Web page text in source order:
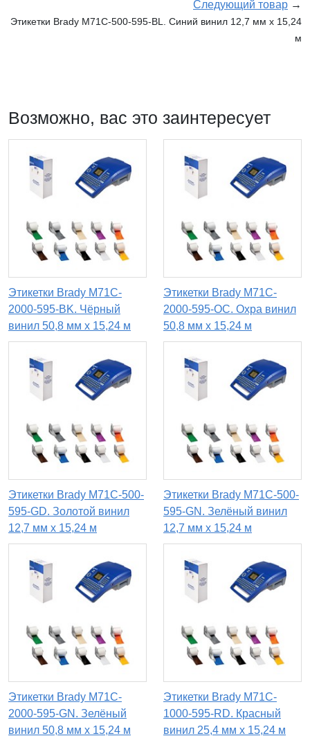
Следующий товар →
Этикетки Brady M71C-500-595-BL. Синий винил 12,7 мм x 15,24
м
Возможно, вас это заинтересует
Этикетки Brady M71C-
2000-595-BK. Чёрный
винил 50,8 мм x 15,24 м
Этикетки Brady M71C-
2000-595-OC. Охра винил
50,8 мм x 15,24 м
Этикетки Brady M71C-500-
595-GD. Золотой винил
12,7 мм x 15,24 м
Этикетки Brady M71C-500-
595-GN. Зелёный винил
12,7 мм x 15,24 м
Этикетки Brady M71C-
2000-595-GN. Зелёный
винил 50,8 мм x 15,24 м
Этикетки Brady M71C-
1000-595-RD. Красный
винил 25,4 мм x 15,24 м